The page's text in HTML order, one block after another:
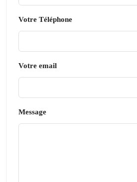
Votre Téléphone
Votre email
Message